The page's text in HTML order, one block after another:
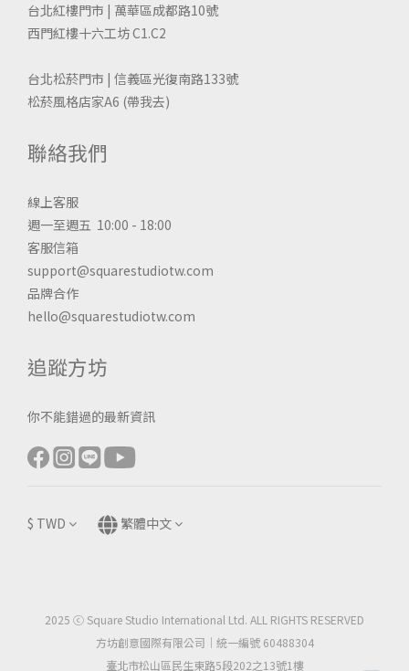
台北紅樓門市 | 萬華區成都路10號
西門紅樓十六工坊 C1.C2
台北松菸門市 | 信義區光復南路133號
松菸風格店家A6 (帶我去)
聯絡我們
線上客服
週一至週五 10:00 - 18:00
客服信箱
support@squarestudiotw.com
品牌合作
hello@squarestudiotw.com
追蹤方坊
你不能錯過的最新資訊
$ TWD 繁體中文
2025 ⓒ Square Studio International Ltd. ALL RIGHTS RESERVED
方坊創意國際有限公司｜統一編號 60488304
臺北市松山區民生東路5段202之13號1樓